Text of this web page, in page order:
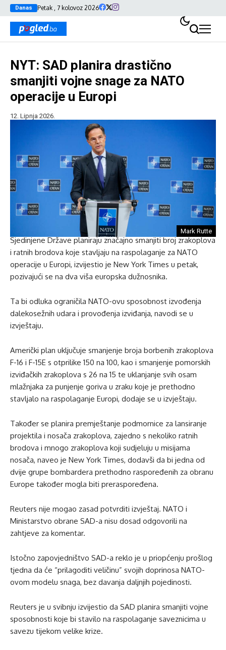
Danas Petak , 7 kolovoz 2026
NYT: SAD planira drastično
smanjiti vojne snage za NATO
operacije u Europi
12. Lipnja 2026.
Mark Rutte
Sjedinjene Države planiraju značajno smanjiti broj zrakoplova
i ratnih brodova koje stavljaju na raspolaganje za NATO
operacije u Europi, izvijestio je New York Times u petak,
pozivajući se na dva viša europska dužnosnika.
Ta bi odluka ograničila NATO-ovu sposobnost izvođenja
dalekosežnih udara i provođenja izviđanja, navodi se u
izvještaju.
Američki plan uključuje smanjenje broja borbenih zrakoplova
F-16 i F-15E s otprilike 150 na 100, kao i smanjenje pomorskih
izviđačkih zrakoplova s 26 na 15 te uklanjanje svih osam
mlažnjaka za punjenje goriva u zraku koje je prethodno
stavljalo na raspolaganje Europi, dodaje se u izvještaju.
Također se planira premještanje podmornice za lansiranje
projektila i nosača zrakoplova, zajedno s nekoliko ratnih
brodova i mnogo zrakoplova koji sudjeluju u misijama
nosača, naveo je New York Times, dodavši da bi jedna od
dvije grupe bombardera prethodno raspoređenih za obranu
Europe također mogla biti preraspoređena.
Reuters nije mogao zasad potvrditi izvještaj. NATO i
Ministarstvo obrane SAD-a nisu dosad odgovorili na
zahtjeve za komentar.
Istočno zapovjedništvo SAD-a reklo je u priopćenju prošlog
tjedna da će “prilagoditi veličinu” svojih doprinosa NATO-
ovom modelu snaga, bez davanja daljnjih pojedinosti.
Reuters je u svibnju izvijestio da SAD planira smanjiti vojne
sposobnosti koje bi stavilo na raspolaganje saveznicima u
savezu tijekom velike krize.